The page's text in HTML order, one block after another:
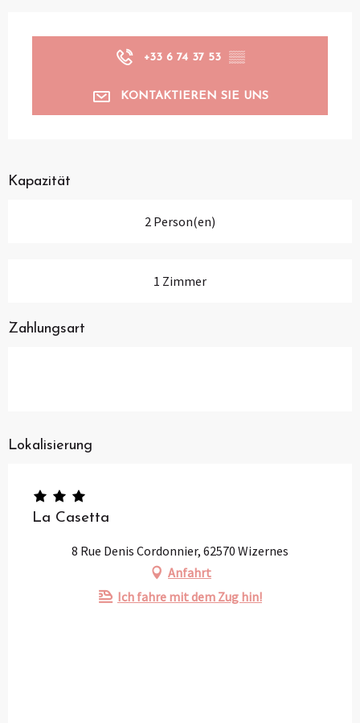
+33 6 74 37 53 ▒▒
KONTAKTIEREN SIE UNS
Kapazität
2 Person(en)
1 Zimmer
Zahlungsart
Lokalisierung
La Casetta
8 Rue Denis Cordonnier, 62570 Wizernes
Anfahrt
Ich fahre mit dem Zug hin!